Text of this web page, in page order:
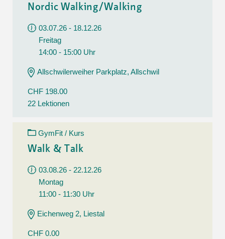
Nordic Walking/Walking
03.07.26 - 18.12.26
Freitag
14:00 - 15:00 Uhr
Allschwilerweiher Parkplatz, Allschwil
CHF 198.00
22 Lektionen
GymFit / Kurs
Walk & Talk
03.08.26 - 22.12.26
Montag
11:00 - 11:30 Uhr
Eichenweg 2, Liestal
CHF 0.00